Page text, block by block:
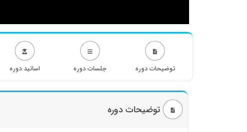
توضیحات دوره جلسات دوره اساتید دوره
توضیحات دوره